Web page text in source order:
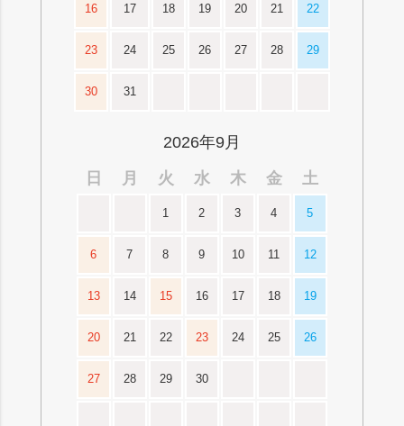
16 17 18 19 20 21 22
23 24 25 26 27 28 29
30 31
2026年9月
日
月 火 水 木 金 土
1 2 3 4 5
6 7 8 9 10 11 12
13 14 15 16 17 18 19
20 21 22 23 24 25 26
27 28 29 30